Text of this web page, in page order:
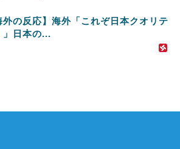
外の反応】海外「これぞ日本クオリテ
」日本の...